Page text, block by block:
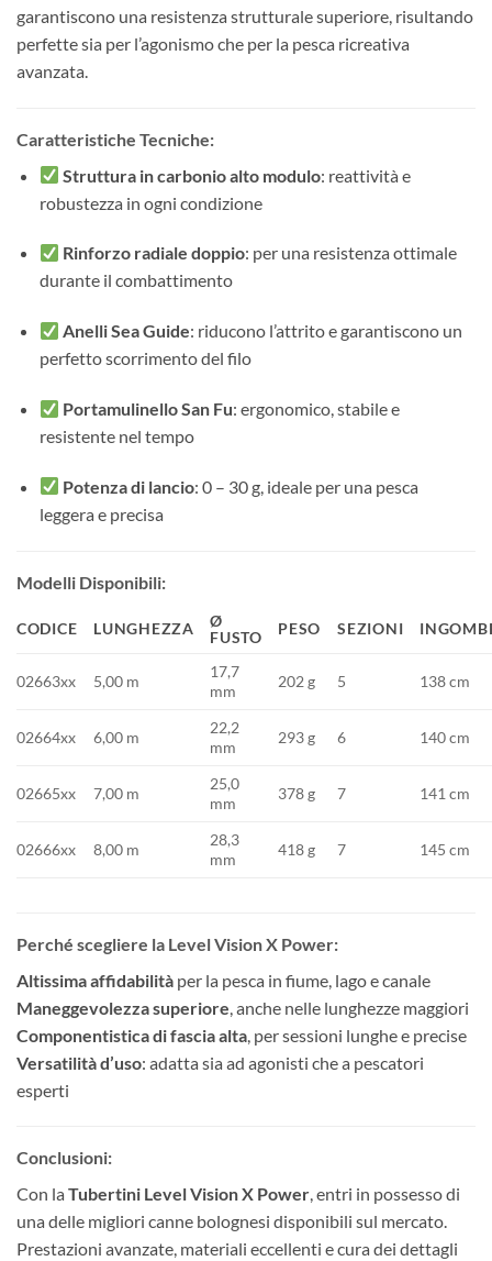
garantiscono una resistenza strutturale superiore, risultando
perfette sia per l’agonismo che per la pesca ricreativa
avanzata.
Caratteristiche Tecniche:
Struttura in carbonio alto modulo: reattività e
robustezza in ogni condizione
Rinforzo radiale doppio: per una resistenza ottimale
durante il combattimento
Anelli Sea Guide: riducono l’attrito e garantiscono un
perfetto scorrimento del filo
Portamulinello San Fu: ergonomico, stabile e
resistente nel tempo
Potenza di lancio: 0 – 30 g, ideale per una pesca
leggera e precisa
Modelli Disponibili:
CODICE LUNGHEZZA
Ø
FUSTO
PESO SEZIONI
02663xx 5,00 m
17,7
mm
202 g 5 138 cm
02664xx 6,00 m
22,2
mm
293 g 6 140 cm
02665xx 7,00 m
25,0
mm
378 g 7 141 cm
02666xx 8,00 m
28,3
mm
418 g 7 145 cm
Perché scegliere la Level Vision X Power:
Altissima affidabilità per la pesca in fiume, lago e canale
Maneggevolezza superiore , anche nelle lunghezze maggiori
Componentistica di fascia alta , per sessioni lunghe e precise
Versatilità d’uso: adatta sia ad agonisti che a pescatori
esperti
Conclusioni:
Con la Tubertini Level Vision X Power, entri in possesso di
una delle migliori canne bolognesi disponibili sul mercato.
Prestazioni avanzate, materiali eccellenti e cura dei dettagli